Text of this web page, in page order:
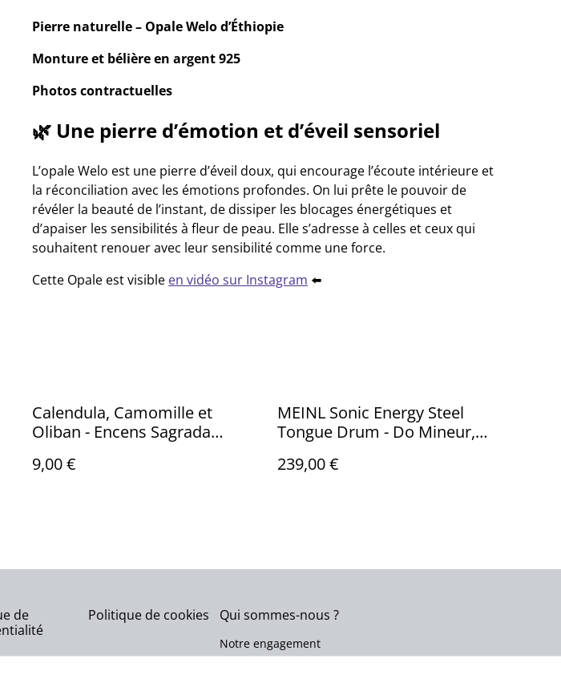
Pierre naturelle – Opale Welo d’Éthiopie
Monture et bélière en argent 925
Photos contractuelles
🌿 Une pierre d’émotion et d’éveil sensoriel
L’opale Welo est une pierre d’éveil doux, qui encourage l’écoute intérieure et
la réconciliation avec les émotions profondes. On lui prête le pouvoir de
révéler la beauté de l’instant, de dissiper les blocages énergétiques et
d’apaiser les sensibilités à fleur de peau. Elle s’adresse à celles et ceux qui
souhaitent renouer avec leur sensibilité comme une force.
Cette Opale est visible en vidéo sur Instagram ⬅️
Calendula, Camomille et
Oliban - Encens Sagrada
9,00 €
MEINL Sonic Energy Steel
Tongue Drum - Do Mineur,
239,00 €
de
Politique de cookies Qui sommes-nous ?
Notre engagement